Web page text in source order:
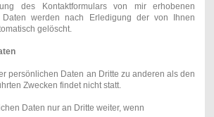
des Kontaktformulars von mir erhobenen
Daten werden nach Erledigung der von Ihnen
gelöscht.
persönlichen Daten an Dritte zu anderen als den
Zwecken findet nicht statt.
Daten nur an Dritte weiter, wenn